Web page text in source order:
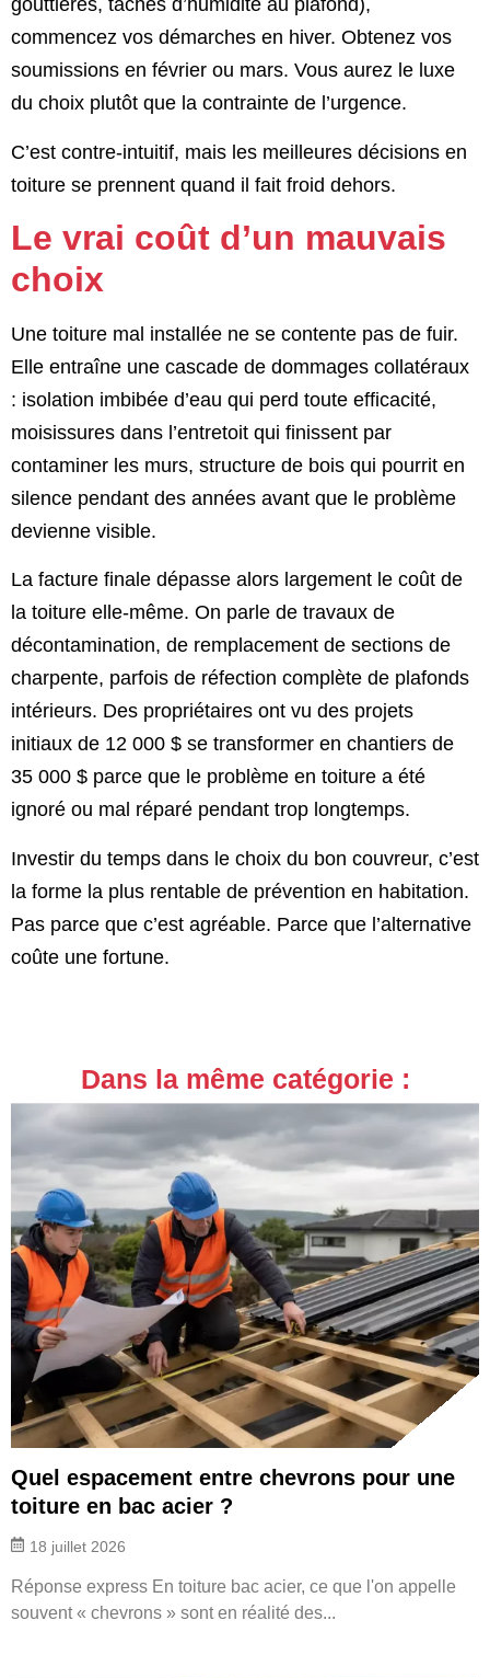
gouttières, taches d’humidité au plafond),
commencez vos démarches en hiver. Obtenez vos
soumissions en février ou mars. Vous aurez le luxe
du choix plutôt que la contrainte de l’urgence.
C’est contre-intuitif, mais les meilleures décisions en
toiture se prennent quand il fait froid dehors.
Le vrai coût d’un mauvais
choix
Une toiture mal installée ne se contente pas de fuir.
Elle entraîne une cascade de dommages collatéraux
: isolation imbibée d’eau qui perd toute efficacité,
moisissures dans l’entretoit qui finissent par
contaminer les murs, structure de bois qui pourrit en
silence pendant des années avant que le problème
devienne visible.
La facture finale dépasse alors largement le coût de
la toiture elle-même. On parle de travaux de
décontamination, de remplacement de sections de
charpente, parfois de réfection complète de plafonds
intérieurs. Des propriétaires ont vu des projets
initiaux de 12 000 $ se transformer en chantiers de
35 000 $ parce que le problème en toiture a été
ignoré ou mal réparé pendant trop longtemps.
Investir du temps dans le choix du bon couvreur, c’est
la forme la plus rentable de prévention en habitation.
Pas parce que c’est agréable. Parce que l’alternative
coûte une fortune.
Dans la même catégorie :
Quel espacement entre chevrons pour une
toiture en bac acier ?
18 juillet 2026
Réponse express En toiture bac acier, ce que l'on appelle
souvent « chevrons » sont en réalité des...